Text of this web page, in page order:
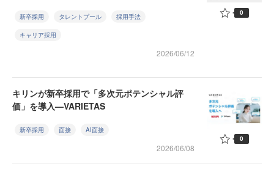
新卒採用 タレントプール 採用手法
キャリア採用
2026/06/12
0
キリンが新卒採用で「多次元ポテンシャル評
価」を導入—VARIETAS
新卒採用 面接 AI面接
2026/06/08
0